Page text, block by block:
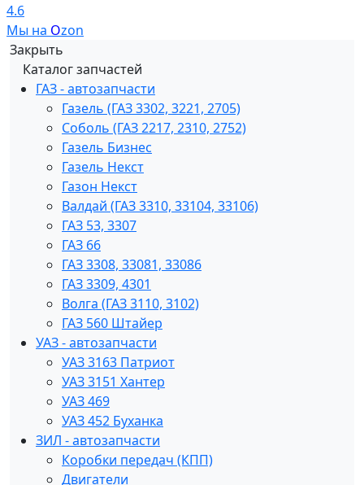
4.6
Мы на Ozon
Закрыть
Каталог запчастей
ГАЗ - автозапчасти
Газель (ГАЗ 3302, 3221, 2705)
Соболь (ГАЗ 2217, 2310, 2752)
Газель Бизнес
Газель Некст
Газон Некст
Валдай (ГАЗ 3310, 33104, 33106)
ГАЗ 53, 3307
ГАЗ 66
ГАЗ 3308, 33081, 33086
ГАЗ 3309, 4301
Волга (ГАЗ 3110, 3102)
ГАЗ 560 Штайер
УАЗ - автозапчасти
УАЗ 3163 Патриот
УАЗ 3151 Хантер
УАЗ 469
УАЗ 452 Буханка
ЗИЛ - автозапчасти
Коробки передач (КПП)
Двигатели